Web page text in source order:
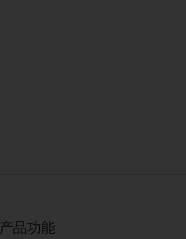
产品功能